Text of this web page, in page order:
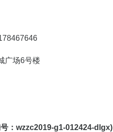
广场6号楼
： wzzc2019-g1-012424-dlgx)